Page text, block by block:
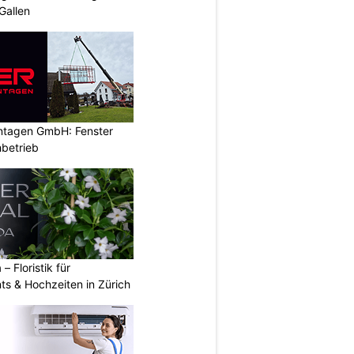
GmbH: Fenster
– Floristik für
& Hochzeiten in Zürich